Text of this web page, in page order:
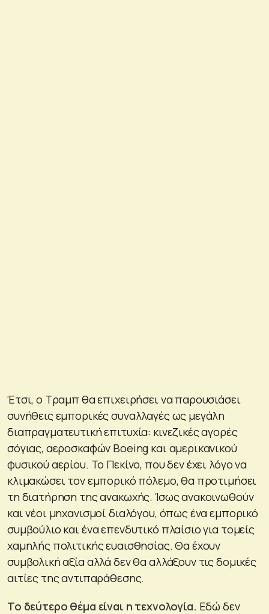
Έτσι, ο Τραμπ θα επιχειρήσει να παρουσιάσει
συνήθεις εμπορικές συναλλαγές ως μεγάλη
διαπραγματευτική επιτυχία: κινεζικές αγορές
σόγιας, αεροσκαφών Boeing και αμερικανικού
φυσικού αερίου. Το Πεκίνο, που δεν έχει λόγο να
κλιμακώσει τον εμπορικό πόλεμο, θα προτιμήσει
τη διατήρηση της ανακωχής. Ίσως ανακοινωθούν
και νέοι μηχανισμοί διαλόγου, όπως ένα εμπορικό
συμβούλιο και ένα επενδυτικό πλαίσιο για τομείς
χαμηλής πολιτικής ευαισθησίας. Θα έχουν
συμβολική αξία αλλά δεν θα αλλάξουν τις δομικές
αιτίες της αντιπαράθεσης.
Το δεύτερο θέμα είναι η τεχνολογία. Εδώ δεν